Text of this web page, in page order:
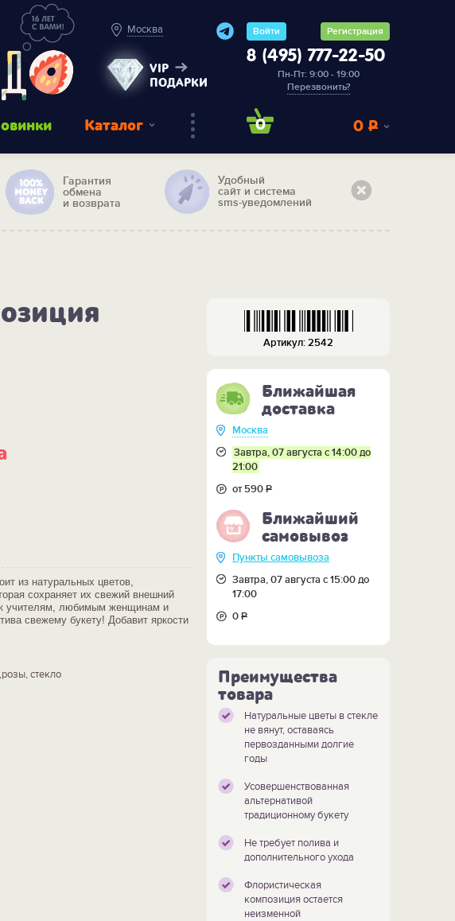
Москва
VIP
ПОДАРКИ
Войти Регистрация
8 (495) 777-22-50
Пн-Пт: 9:00 - 19:00
Перезвонить?
Каталог 0 0 Р
Гарантия
обмена
и возврата
Удобный
сайт и система
sms-уведомлений
из натуральных цветов,
сохраняет их свежий внешний
учителям, любимым женщинам и
свежему букету! Добавит яркости
стекло
Артикул: 2542
Ближайшая
доставка
Москва
Завтра, 07 августа с 14:00 до
21:00
от 590Р
Ближайший
самовывоз
Пункты самовывоза
Завтра, 07 августа с 15:00 до
17:00
0Р
Преимущества
товара
Натуральные цветы в стекле
не вянут, оставаясь
первозданными долгие
годы
Усовершенствованная
альтернативой
традиционному букету
Не требует полива и
дополнительного ухода
Флористическая
композиция остается
неизменной